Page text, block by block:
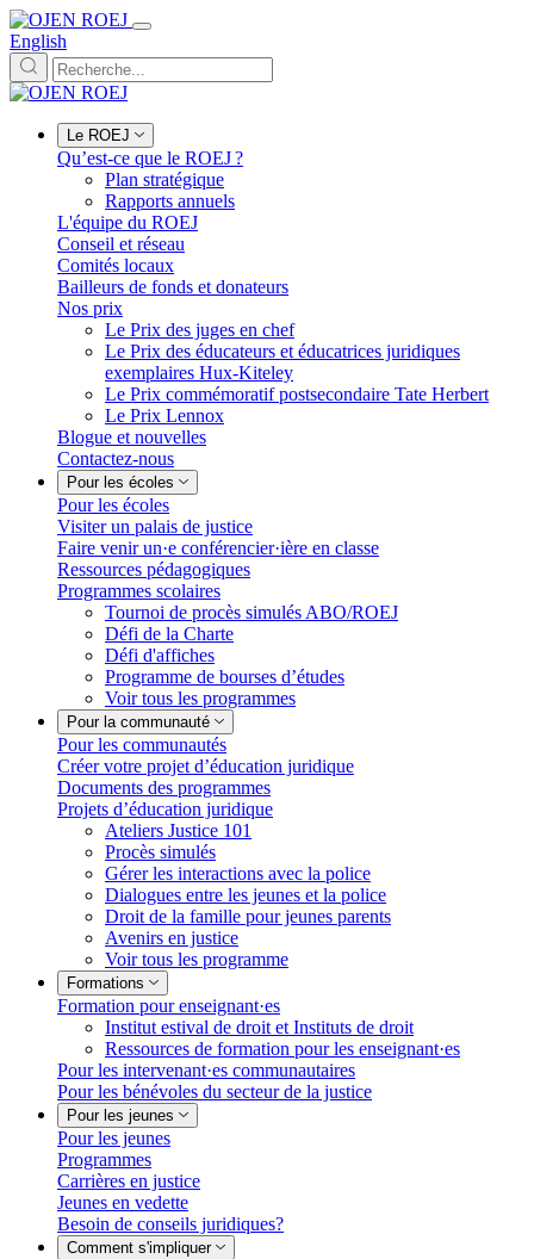
English
Le ROEJ
Qu’est-ce que le ROEJ ?
Plan stratégique
Rapports annuels
L'équipe du ROEJ
Conseil et réseau
Comités locaux
Bailleurs de fonds et donateurs
Nos prix
Le Prix des juges en chef
Le Prix des éducateurs et éducatrices juridiques
exemplaires Hux-Kiteley
Le Prix commémoratif postsecondaire Tate Herbert
Le Prix Lennox
Blogue et nouvelles
Contactez-nous
Pour les écoles
Pour les écoles
Visiter un palais de justice
Faire venir un·e conférencier·ière en classe
Ressources pédagogiques
Programmes scolaires
Tournoi de procès simulés ABO/ROEJ
Défi de la Charte
Défi d'affiches
Programme de bourses d’études
Voir tous les programmes
Pour la communauté
Pour les communautés
Créer votre projet d’éducation juridique
Documents des programmes
Projets d’éducation juridique
Ateliers Justice 101
Procès simulés
Gérer les interactions avec la police
Dialogues entre les jeunes et la police
Droit de la famille pour jeunes parents
Avenirs en justice
Voir tous les programme
Formations
Formation pour enseignant·es
Institut estival de droit et Instituts de droit
Ressources de formation pour les enseignant·es
Pour les intervenant·es communautaires
Pour les bénévoles du secteur de la justice
Pour les jeunes
Pour les jeunes
Programmes
Carrières en justice
Jeunes en vedette
Besoin de conseils juridiques?
Comment s'impliquer